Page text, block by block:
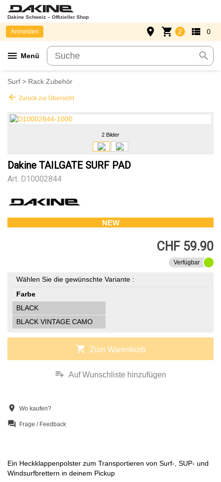
Dakine Schweiz – Offizieller Shop
menu Menü search
Anmelden place shopping_cart 2 view_list 0
Surf > Rack Zubehör
arrow_back Zurück zur Übersicht
2 Bilder
Dakine TAILGATE SURF PAD
Art. D10002844
NEW
CHF 59.90
Verfügbar
Wählen Sie die gewünschte Variante :
Farbe
BLACK
BLACK VINTAGE CAMO
shopping_cart Zum Warenkorb
playlist_add Auf Wunschliste hinzufügen
location_on Wo kaufen?
question_answer Frage / Feedback
Ein Heckklappenpolster zum Transportieren von Surf-, SUP- und
Windsurfbrettern in deinem Pickup